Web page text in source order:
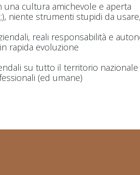
cultura amichevole e aperta
niente strumenti stupidi da
reali responsabilità e
rapida evoluzione
su tutto il territorio
(ed umane)